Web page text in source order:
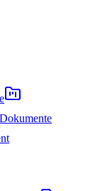
Dokumente